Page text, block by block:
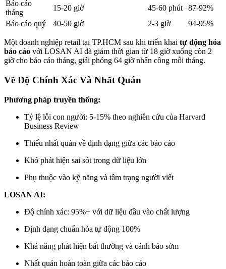
Báo cáo
tháng
15-20 giờ 45-60 phút
87-92%
Báo cáo quý
40-50 giờ 2-3 giờ 94-95%
Một doanh nghiệp retail tại TP.HCM sau khi triển khai tự động hóa
báo cáo với LOSAN AI đã giảm thời gian từ 18 giờ xuống còn 2
giờ cho báo cáo tháng, giải phóng 64 giờ nhân công mỗi tháng.
Về Độ Chính Xác Và Nhất Quán
Phương pháp truyền thống:
Tỷ lệ lỗi con người: 5-15% theo nghiên cứu của Harvard
Business Review
Thiếu nhất quán về định dạng giữa các báo cáo
Khó phát hiện sai sót trong dữ liệu lớn
Phụ thuộc vào kỹ năng và tâm trạng người viết
LOSAN AI:
Độ chính xác: 95%+ với dữ liệu đầu vào chất lượng
Định dạng chuẩn hóa tự động 100%
Khả năng phát hiện bất thường và cảnh báo sớm
Nhất quán hoàn toàn giữa các báo cáo